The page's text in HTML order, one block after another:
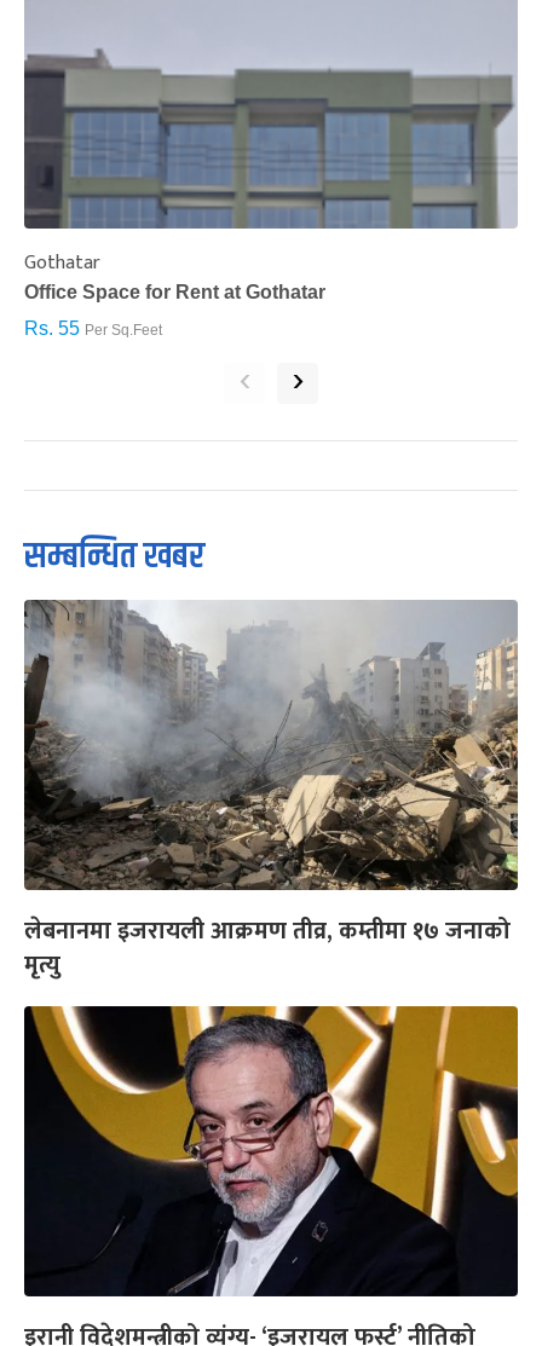
Gothatar
Office Space for Rent at Gothatar
Rs. 55 Per Sq.Feet
‹ ›
सम्बन्धित खबर
लेबनानमा इजरायली आक्रमण तीव्र, कम्तीमा १७ जनाको
मृत्यु
इरानी विदेशमन्त्रीको व्यंग्य- ‘इजरायल फर्स्ट’ नीतिको